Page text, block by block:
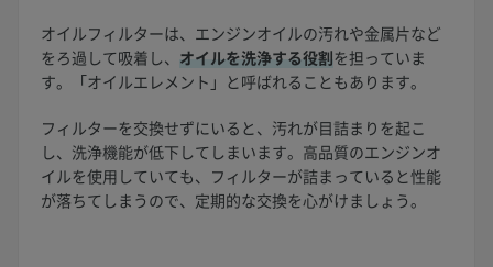
オイルフィルターは、エンジンオイルの汚れや金属片など
をろ過して吸着し、 オイルを洗浄する役割を担っていま
す。「オイルエレメント」と呼ばれることもあります。
フィルターを交換せずにいると、汚れが目詰まりを起こ
し、洗浄機能が低下してしまいます。高品質のエンジンオ
イルを使用していても、フィルターが詰まっていると性能
が落ちてしまうので、定期的な交換を心がけましょう。